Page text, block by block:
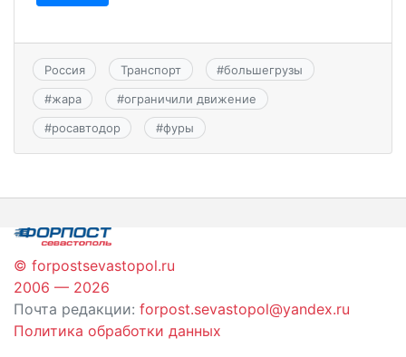
Россия Транспорт #большегрузы
#жара #ограничили движение
#росавтодор #фуры
© forpostsevastopol.ru
2006 — 2026
Почта редакции: forpost.sevastopol@yandex.ru
Политика обработки данных